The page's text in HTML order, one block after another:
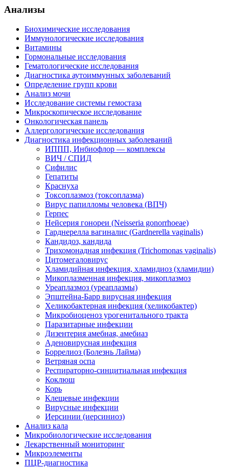
Анализы
Биохимические исследования
Иммунологические исследования
Витамины
Гормональные исследования
Гематологические исследования
Диагностика аутоиммунных заболеваний
Определение групп крови
Анализ мочи
Исследование системы гемостаза
Микроскопическое исследование
Онкологическая панель
Аллергологические исследования
Диагностика инфекционных заболеваний
ИППП, Инбиофлор — комплексы
ВИЧ / СПИД
Сифилис
Гепатиты
Краснуха
Токсоплазмоз (токсоплазма)
Вирус папилломы человека (ВПЧ)
Герпес
Нейсерия гонореи (Neisseria gonorrhoeae)
Гарднерелла вагиналис (Gardnerella vaginalis)
Кандидоз, кандида
Трихомонадная инфекция (Trichomonas vaginalis)
Цитомегаловирус
Хламидийная инфекция, хламидиоз (хламидии)
Микоплазменная инфекция, микоплазмоз
Уреаплазмоз (уреаплазмы)
Эпштейна-Барр вирусная инфекция
Хеликобактерная инфекция (хеликобактер)
Микробиоценоз урогенитального тракта
Паразитарные инфекции
Дизентерия амебная, амебиаз
Аденовирусная инфекция
Боррелиоз (Болезнь Лайма)
Ветряная оспа
Респираторно-синцитиальная инфекция
Коклюш
Корь
Клещевые инфекции
Вирусные инфекции
Иерсинии (иерсиниоз)
Анализ кала
Микробиологические исследования
Лекарственный мониторинг
Микроэлементы
ПЦР-диагностика